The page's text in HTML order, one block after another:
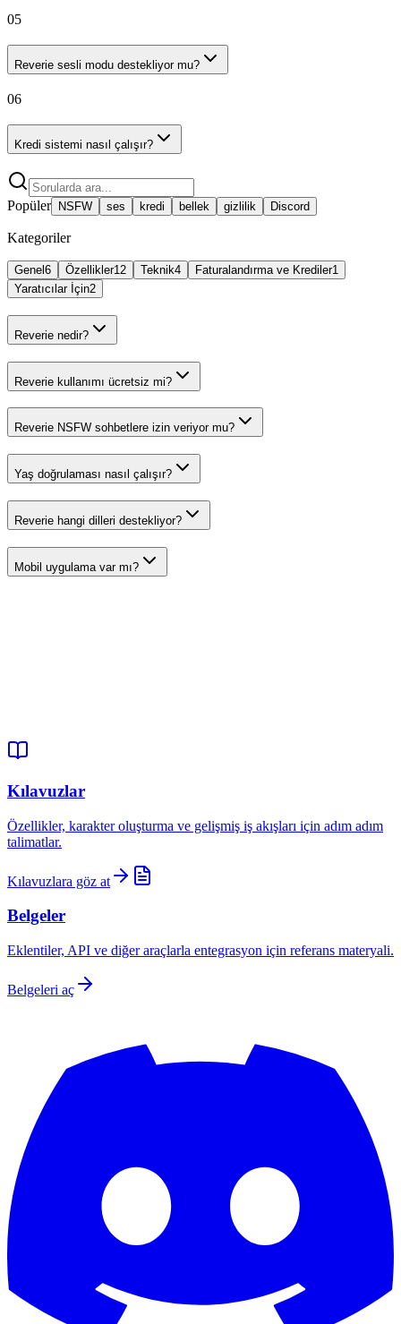
05
Reverie sesli modu destekliyor mu?
06
Kredi sistemi nasıl çalışır?
Popüler NSFW ses kredi bellek gizlilik Discord
Kategoriler
Genel 6 Özellikler12 Teknik4 Faturalandırma ve Krediler1
Yaratıcılar İçin2
Reverie nedir?
Reverie kullanımı ücretsiz mi?
Reverie NSFW sohbetlere izin veriyor mu?
Yaş doğrulaması nasıl çalışır?
Reverie hangi dilleri destekliyor?
Mobil uygulama var mı?
Kılavuzlar
Özellikler, karakter oluşturma ve gelişmiş iş akışları için adım adım
talimatlar.
Kılavuzlara göz at
Belgeler
Eklentiler, API ve diğer araçlarla entegrasyon için referans materyali.
Belgeleri aç